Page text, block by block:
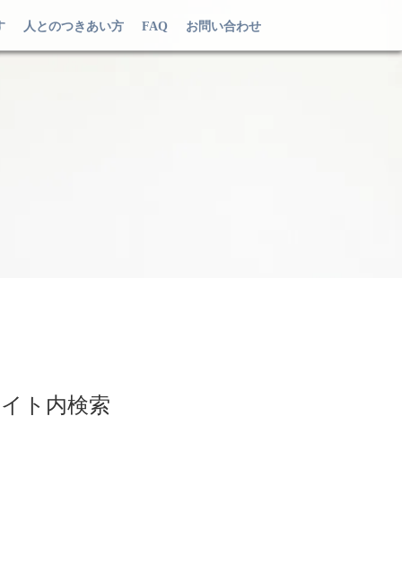
人とのつきあい方 FAQ お問い合わせ
ト内検索